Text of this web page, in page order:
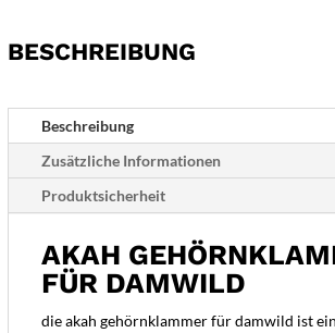
BESCHREIBUNG
Beschreibung
Zusätzliche Informationen
Produktsicherheit
AKAH
FÜR DAMWILD
die akah gehörnklammer für damwild ist